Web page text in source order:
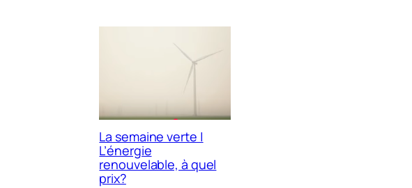
La semaine verte |
L’énergie
renouvelable, à quel
prix?